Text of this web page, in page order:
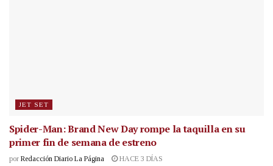
JET SET
Spider-Man: Brand New Day rompe la taquilla en su
primer fin de semana de estreno
por Redacción Diario La Página HACE 3 DÍAS